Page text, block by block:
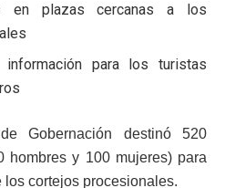
en plazas cercanas a los
para los turistas
Gobernación destinó 520
hombres y 100 mujeres) para
los cortejos procesionales.